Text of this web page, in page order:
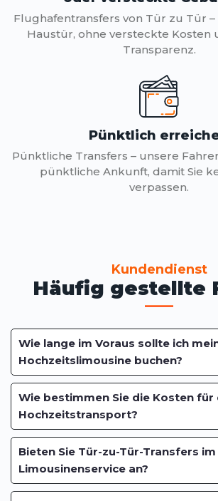
Flughafentransfers von Tür zu Tür
Haustür, ohne versteckte Kosten
Transparenz.
Pünktlich
Pünktliche Transfers – unsere
pünktliche Ankunft, damit Sie
verpassen.
Kundendienst
Häufig gestellte
Wie lange im Voraus sollte ich
Hochzeitslimousine buchen?
Wie bestimmen Sie die Kosten für
Hochzeitstransport?
Bieten Sie Tür-zu-Tür-Transfers im
Limousinenservice an?